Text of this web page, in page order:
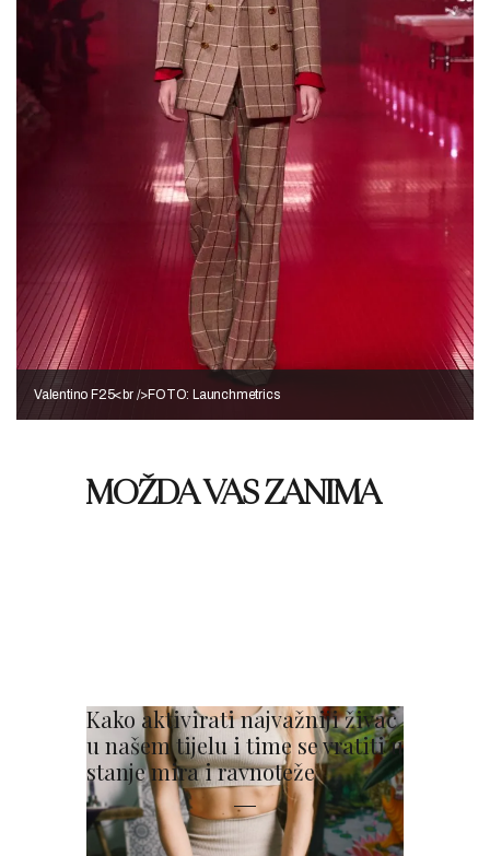
Valentino F25<br />FOTO: Launchmetrics
MOŽDA VAS ZANIMA
Kako aktivirati najvažniji živac
u našem tijelu i time se vratiti u
stanje mira i ravnoteže